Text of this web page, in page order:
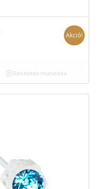
Akció!
Részletek mutatása